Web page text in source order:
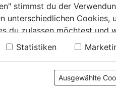
von
5
Sternen.
4,59€
stimmst du der
unterschiedlichen Cookies,
du zulassen möchtest und
Datenschutzerklärung
Statistiken
Ausgewählte